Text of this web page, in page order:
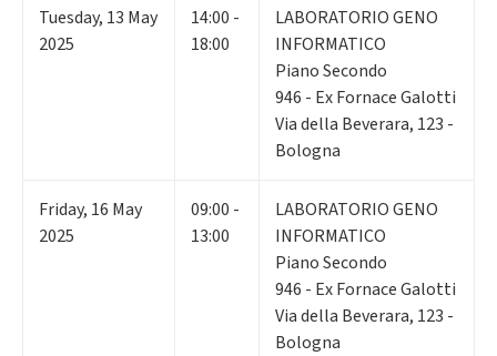
Tuesday, 13 May
2025
14:00 -
18:00
LABORATORIO GENO
INFORMATICO
Piano Secondo
946 - Ex Fornace Galotti
Via della Beverara, 123 -
Bologna
Friday, 16 May
2025
09:00 -
13:00
LABORATORIO GENO
INFORMATICO
Piano Secondo
946 - Ex Fornace Galotti
Via della Beverara, 123 -
Bologna